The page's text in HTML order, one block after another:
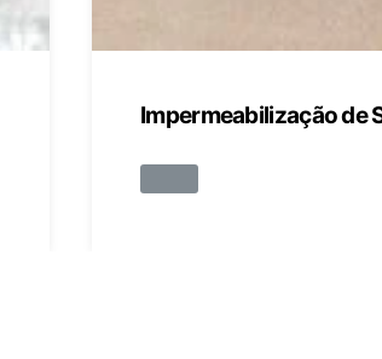
Impermeabilização de